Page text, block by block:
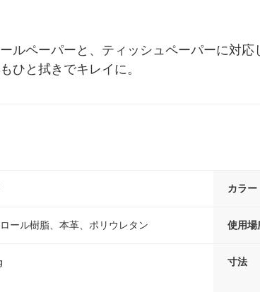
ルペーパーと、ティッシュペーパーに対
ひと拭きでキレイに。
カラー
ール樹脂、本革、ポリウレタン 使用場
寸法